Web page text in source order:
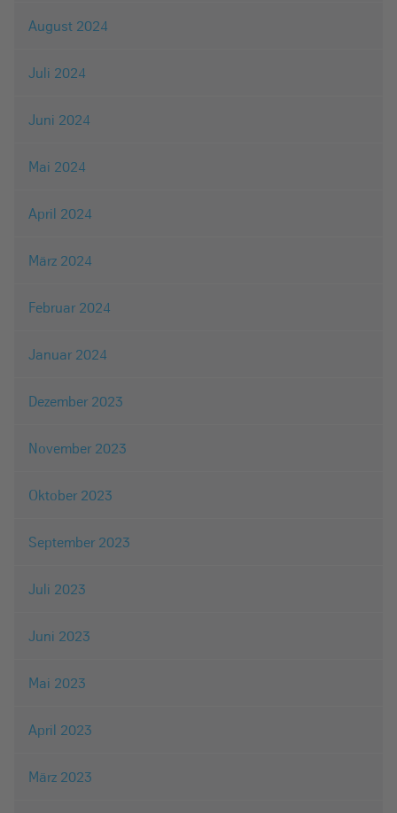
August 2024
Juli 2024
Juni 2024
Mai 2024
April 2024
März 2024
Februar 2024
Januar 2024
Dezember 2023
November 2023
Oktober 2023
September 2023
Juli 2023
Juni 2023
Mai 2023
April 2023
März 2023